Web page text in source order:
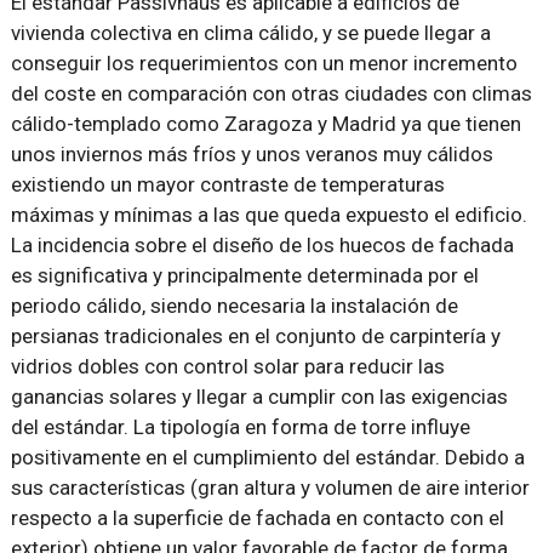
vivienda colectiva en clima cálido, y se puede llegar a
conseguir los requerimientos con un menor incremento
del coste en comparación con otras ciudades con climas
cálido-templado como Zaragoza y Madrid ya que tienen
unos inviernos más fríos y unos veranos muy cálidos
existiendo un mayor contraste de temperaturas
máximas y mínimas a las que queda expuesto el edificio.
La incidencia sobre el diseño de los huecos de fachada
es significativa y principalmente determinada por el
periodo cálido, siendo necesaria la instalación de
persianas tradicionales en el conjunto de carpintería y
vidrios dobles con control solar para reducir las
ganancias solares y llegar a cumplir con las exigencias
del estándar. La tipología en forma de torre influye
positivamente en el cumplimiento del estándar. Debido a
sus características (gran altura y volumen de aire interior
respecto a la superficie de fachada en contacto con el
exterior) obtiene un valor favorable de factor de forma.